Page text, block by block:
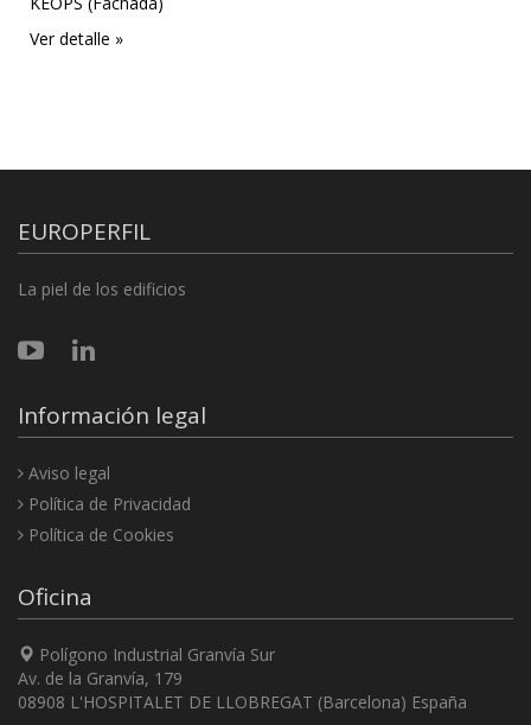
Ver detalle »
EUROPERFIL
La piel de los edificios
Información legal
Aviso legal
Política de Privacidad
Política de Cookies
Oficina
Polígono Industrial Granvía Sur
Av. de la Granvía, 179
08908 L'HOSPITALET DE LLOBREGAT (Barcelona) España